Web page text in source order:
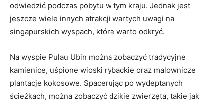
odwiedzić ‌podczas pobytu w‌ tym kraju. Jednak ‍jest
⁣jeszcze wiele innych⁢ atrakcji⁢ wartych uwagi ‌na
singapurskich wyspach,⁣ które warto odkryć.
Na wyspie⁤ Pulau Ubin można zobaczyć tradycyjne
⁣kamienice, ⁤uśpione‍ wioski rybackie oraz malownicze
plantacje kokosowe. Spacerując po wydeptanych
ścieżkach, ‌można zobaczyć ​dzikie ‌zwierzęta, takie​ jak